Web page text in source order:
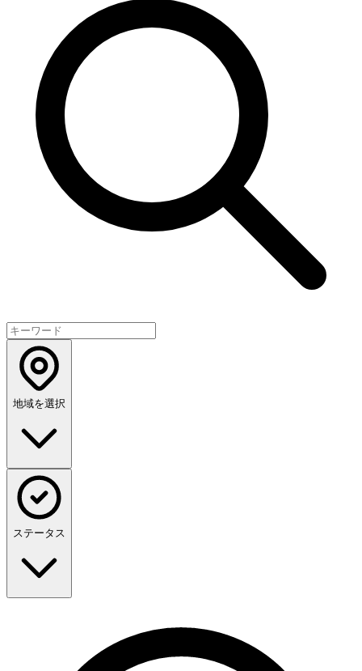
地域を選択
ステータス